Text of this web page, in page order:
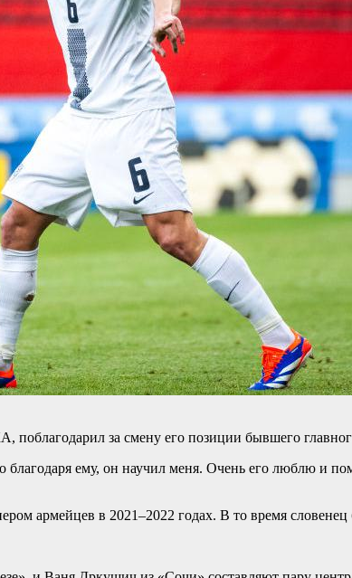
за смену его позиции бывшего
благодаря ему, он научил меня. Очень его люблю и
армейцев в 2021–2022 годах. В то время